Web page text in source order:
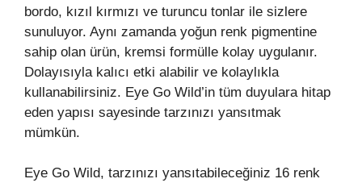
bordo, kızıl kırmızı ve turuncu tonlar ile sizlere
sunuluyor. Aynı zamanda yoğun renk pigmentine
sahip olan ürün, kremsi formülle kolay uygulanır.
Dolayısıyla kalıcı etki alabilir ve kolaylıkla
kullanabilirsiniz. Eye Go Wild’in tüm duyulara hitap
eden yapısı sayesinde tarzınızı yansıtmak
mümkün.
Eye Go Wild, tarzınızı yansıtabileceğiniz 16 renk